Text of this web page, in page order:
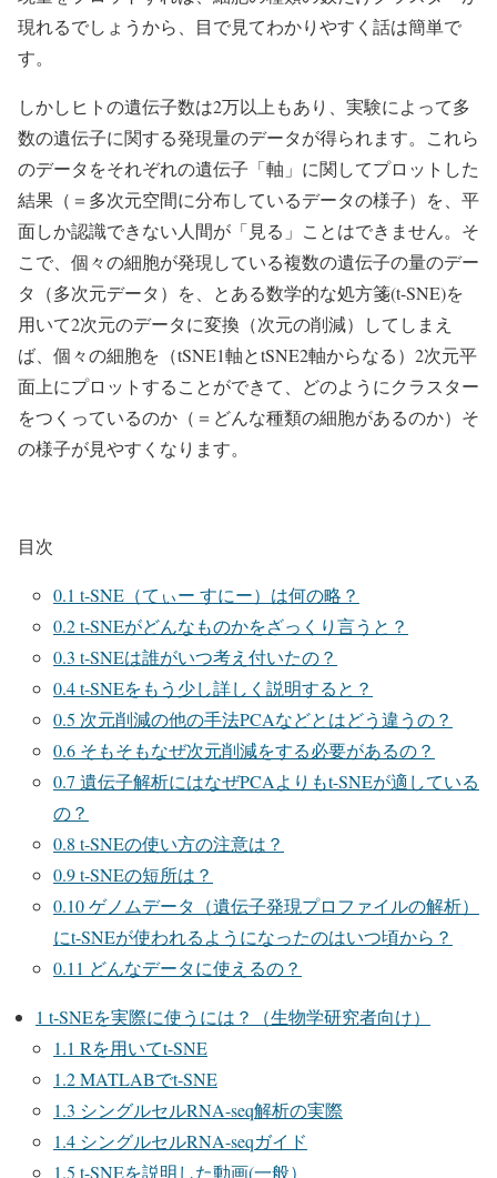
現れるでしょうから、目で見てわかりやすく話は簡単で
す。
しかしヒトの遺伝子数は2万以上もあり、実験によって多
数の遺伝子に関する発現量のデータが得られます。これら
のデータをそれぞれの遺伝子「軸」に関してプロットした
結果（＝多次元空間に分布しているデータの様子）を、平
面しか認識できない人間が「見る」ことはできません。そ
こで、個々の細胞が発現している複数の遺伝子の量のデー
タ（多次元データ）を、とある数学的な処方箋(t-SNE)を
用いて2次元のデータに変換（次元の削減）してしまえ
ば、個々の細胞を（tSNE1軸とtSNE2軸からなる）2次元平
面上にプロットすることができて、どのようにクラスター
をつくっているのか（＝どんな種類の細胞があるのか）そ
の様子が見やすくなります。
目次
0.1 t-SNE（てぃー すにー）は何の略？
0.2t-SNEがどんなものかをざっくり言うと？
0.3 t-SNEは誰がいつ考え付いたの？
0.4t-SNEをもう少し詳しく説明すると？
0.5 次元削減の他の手法PCAなどとはどう違うの？
0.6 そもそもなぜ次元削減をする必要があるの？
0.7 遺伝子解析にはなぜPCAよりもt-SNEが適している
の？
0.8 t-SNEの使い方の注意は？
0.9t-SNEの短所は？
0.10ゲノムデータ（遺伝子発現プロファイルの解析）
にt-SNEが使われるようになったのはいつ頃から？
0.11 どんなデータに使えるの？
1 t-SNEを実際に使うには？（生物学研究者向け）
1.1 Rを用いてt-SNE
1.2MATLABでt-SNE
1.3 シングルセルRNA-seq解析の実際
1.4 シングルセルRNA-seqガイド
1.5 t-SNEを説明した動画(一般）